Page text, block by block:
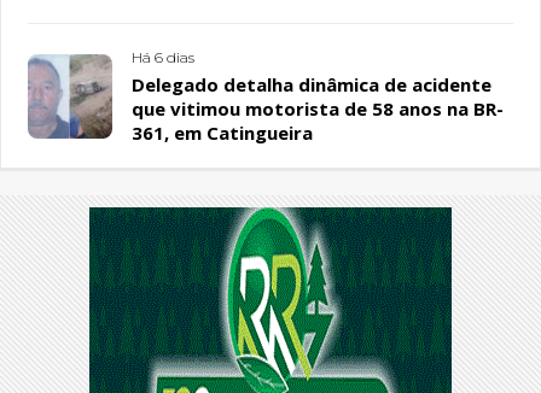
Há 6 dias
Delegado detalha dinâmica de acidente
que vitimou motorista de 58 anos na BR-
361, em Catingueira